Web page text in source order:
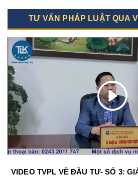
TƯ VẤN PHÁP LUẬT QUA
VIDEO TVPL VỀ ĐẦU TƯ- SỐ 3: